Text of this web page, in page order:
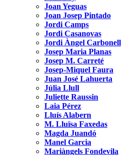
Joan Yeguas
Joan Josep Pintado
Jordi Camps
Jordi Casanovas
Jordi Àngel Carbonell
Josep Maria Planas
Josep M. Carreté
Josep-Miquel Faura
Juan José Lahuerta
Júlia Llull
Juliette Raussin
Laia Pérez
Lluís Alabern
M. Lluïsa Faxedas
Magda Juandó
Manel Garcia
Mariàngels Fondevila